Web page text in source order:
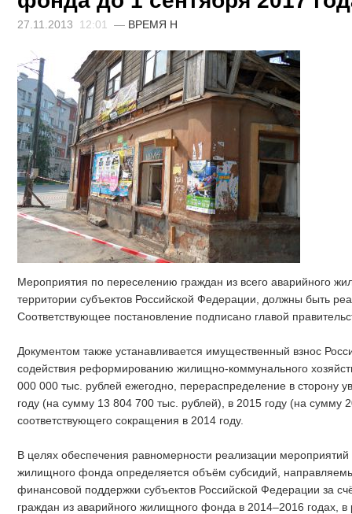
27.11.2013 12:01 — ВРЕМЯ Н
Мероприятия по переселению граждан из всего аварийного
территории субъектов Российской Федерации, должны быть
Соответствующее постановление подписано главой
Документом также устанавливается имущественный взнос
содействия реформированию жилищно-коммунального
000 000 тыс. рублей ежегодно, перераспределение в сторону
году (на сумму 13 804 700 тыс. рублей), в 2015 году (на сумму
соответствующего сокращения в 2014 году.
В целях обеспечения равномерности реализации
жилищного фонда определяется объём субсидий,
финансовой поддержки субъектов Российской Федерации за
граждан из аварийного жилищного фонда в 2014–2016 годах,